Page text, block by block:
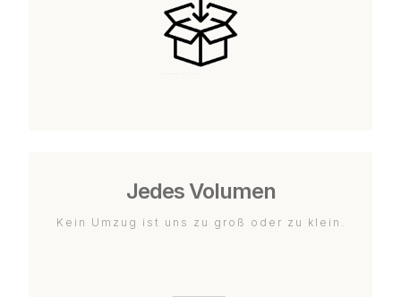
Jedes Volumen
Kein Umzug ist uns zu groß oder zu klein.